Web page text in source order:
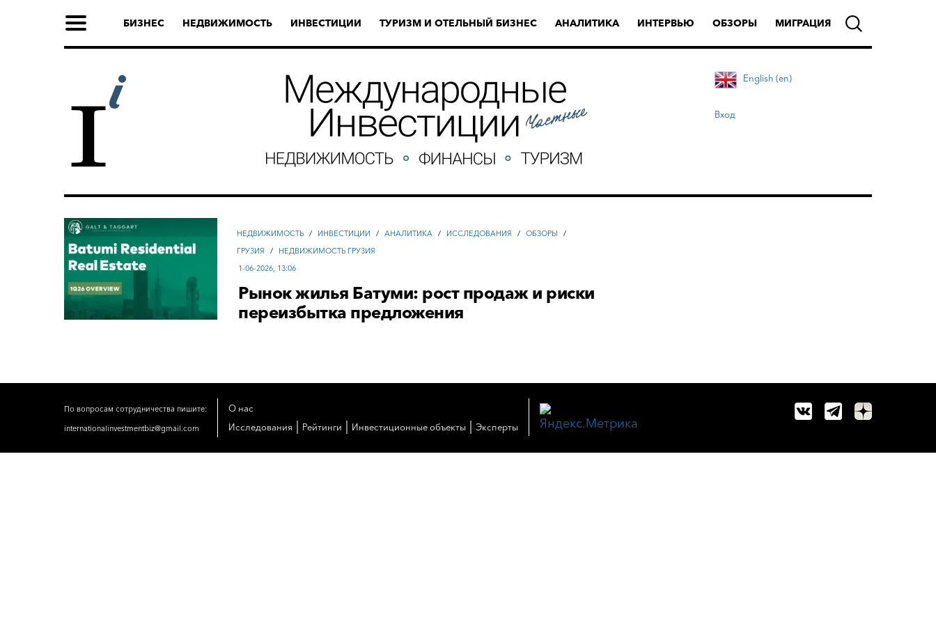
БИЗНЕС НЕДВИЖИМОСТЬ ИНВЕСТИЦИИ ТУРИЗМ И ОТЕЛЬНЫЙ БИЗНЕС АНАЛИТИКА ИНТЕРВЬЮ ОБЗОРЫ МИГРАЦИЯ
English (en)
Вход
НЕДВИЖИМОСТЬ / ИНВЕСТИЦИИ / АНАЛИТИКА / ИССЛЕДОВАНИЯ / ОБЗОРЫ
/
ГРУЗИЯ
/
НЕДВИЖИМОСТЬ ГРУЗИЯ
1-06-2026, 13:06
Рынок жилья Батуми: рост продаж и риски
переизбытка предложения
По вопросам сотрудничества пишите:
internationalinvestmentbiz@gmail.com
О нас
Исследования
Рейтинги Инвестиционные объекты Эксперты